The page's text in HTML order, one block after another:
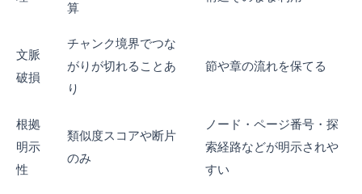
算
文脈
破損
チャンク境界でつな
がりが切れることあ
り
節や章の流れを保てる
根拠
明示
性
類似度スコアや断片
のみ
ノード・ページ番号・探
索経路などが明示されや
すい